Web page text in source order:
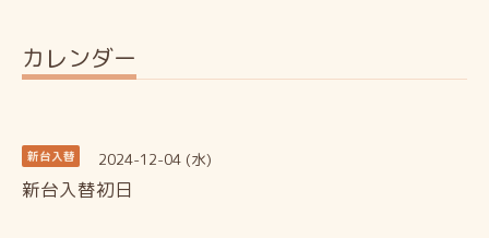
カレンダー
新台入替 2024-12-04 (水)
新台入替初日